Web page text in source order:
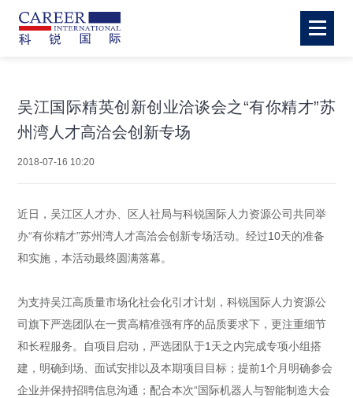
吴江国际精英创新创业洽谈会之“有你精才”苏
州湾人才高洽会创新专场
2018-07-16 10:20
近日，吴江区人才办、区人社局与科锐国际人力资源公司共同举
办“有你精才”苏州湾人才高洽会创新专场活动。经过10天的准备
和实施，本活动最终圆满落幕。
为支持吴江高质量市场化社会化引才计划，科锐国际人力资源公
司旗下严选团队在一贯高精准强有序的品质要求下，更注重细节
和长程服务。自项目启动，严选团队于1天之内完成专项小组搭
建，明确到场、面试安排以及本期项目目标；提前1个月明确参会
企业并保持招聘信息沟通；配合本次“国际机器人与智能制造大会